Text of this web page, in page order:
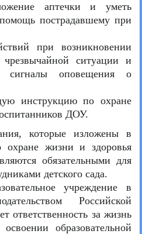
аптечки и уметь
пострадавшему при
при возникновении
ситуации и
сигналы оповещения о
инструкцию по охране
ДОУ.
которые изложены в
охране жизни и здоровья
обязательными для
детского сада.
учреждение в
Российской
ответственность за жизнь
образовательной